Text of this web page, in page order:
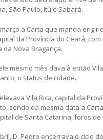
São Paulo, Itú e Sabará.
a Carta que manda erigir
da Província do Ceará,
da Nova Bragança.
mesmo mês dava à então
o status de cidade.
Vila Rica, capital da
sendo da mesma data a
de Santa Catarina, foros de
D. Pedro encerrava o ciclo